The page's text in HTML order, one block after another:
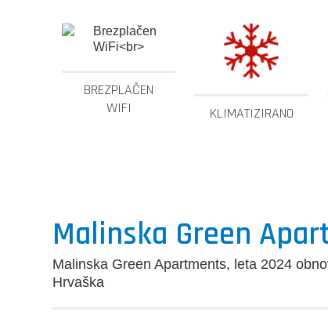
BREZPLAČEN
WIFI
KLIMATIZIRANO
Malinska Green
Malinska Green Apartments, leta 2024
Hrvaška